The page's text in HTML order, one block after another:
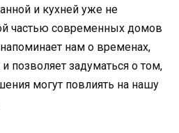
и кухней уже не
частью современных домов
нам о временах,
позволяет задуматься о том,
могут повлиять на нашу